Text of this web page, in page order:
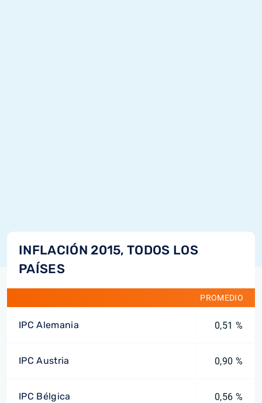
INFLACIÓN 2015, TODOS LOS
PAÍSES
PROMEDIO
IPC Alemania 0,51 %
IPC Austria 0,90 %
IPC Bélgica 0,56 %